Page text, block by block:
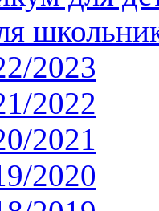
2023
2022
2021
2020